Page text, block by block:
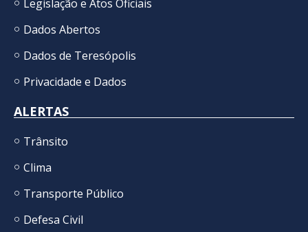
Legislação e Atos Oficiais
Dados Abertos
Dados de Teresópolis
Privacidade e Dados
ALERTAS
Trânsito
Clima
Transporte Público
Defesa Civil